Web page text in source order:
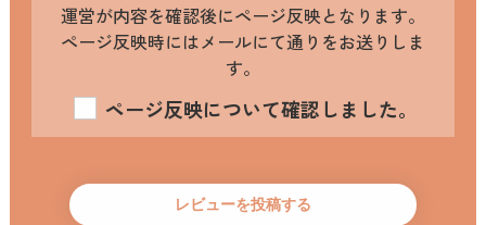
運営が内容を確認後にページ反映となります。
ページ反映時にはメールにて通りをお送りしま
す。
ページ反映について確認しました。